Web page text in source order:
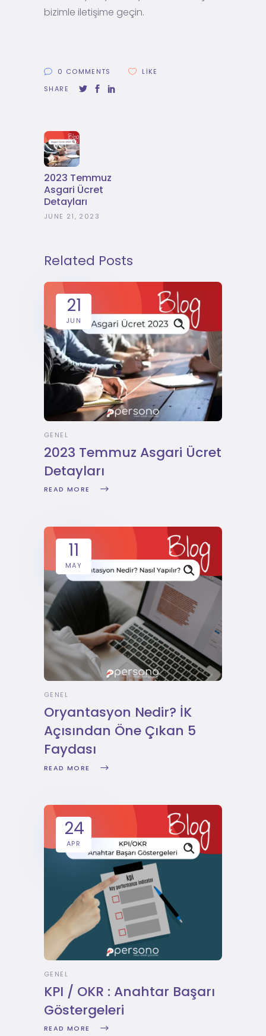
bizimle iletişime geçin.
0 COMMENTS
LIKE
SHARE
2023 Temmuz
Asgari Ücret
Detayları
JUNE 21, 2023
Related Posts
21
JUN
GENEL
2023 Temmuz Asgari Ücret
Detayları
READ MORE
11
MAY
GENEL
Oryantasyon Nedir? İK
Açısından Öne Çıkan 5
Faydası
READ MORE
24
APR
GENEL
KPI / OKR : Anahtar Başarı
Göstergeleri
READ MORE